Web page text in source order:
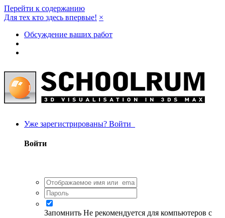
Перейти к содержанию
Для тех кто здесь впервые! ×
Обсуждение ваших работ
Уже зарегистрированы? Войти
Войти
Запомнить Не рекомендуется для компьютеров с